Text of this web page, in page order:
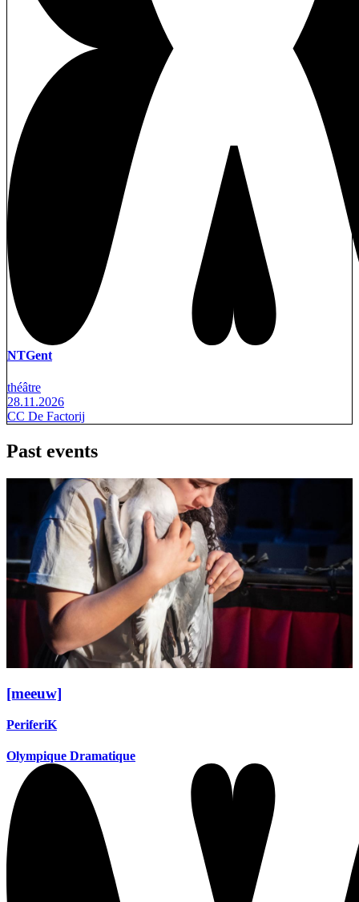
NTGent
théâtre
28.11.2026
CC De Factorij
Past events
[meeuw]
PeriferiK
Olympique Dramatique